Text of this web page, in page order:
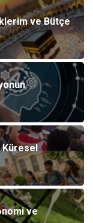
ve Bütçe
ve